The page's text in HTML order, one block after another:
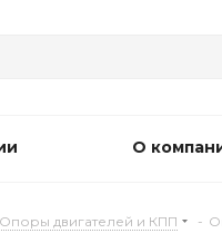
О
Опоры двигателей и КПП -